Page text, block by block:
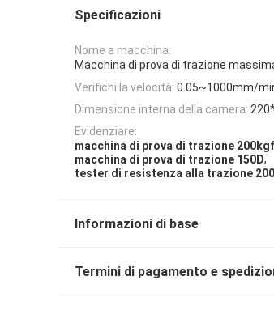
Specificazioni
Nome a macchina:
Macchina di prova di trazione
Verifichi la velocità: 0.05~1000mm/
Dimensione interna della camera:
Evidenziare:
macchina di prova di trazione 200kgf
macchina di prova di trazione 150D,
tester di resistenza alla trazione
Informazioni di base
Termini di pagamento e